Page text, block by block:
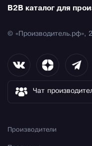
B2B каталог для
© «Производитель.рф»,
Чат
Производители